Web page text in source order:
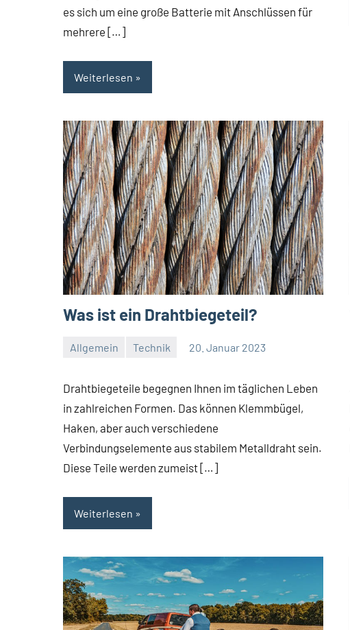
es sich um eine große Batterie mit Anschlüssen für
mehrere […]
Weiterlesen
Was ist ein Drahtbiegeteil?
Allgemein Technik 20. Januar 2023
Redaktion
Keine
Drahtbiegeteile begegnen Ihnen im täglichen Leben
in zahlreichen Formen. Das können Klemmbügel,
Haken, aber auch verschiedene
Verbindungselemente aus stabilem Metalldraht sein.
Diese Teile werden zumeist […]
Weiterlesen